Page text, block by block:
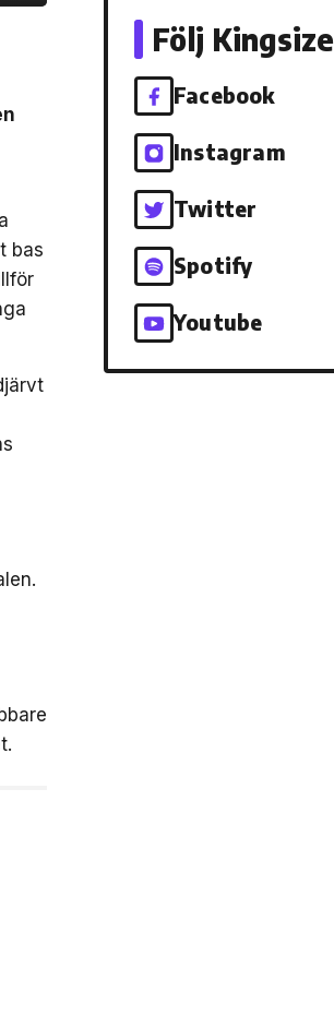
bas
Följ Kingsize
Facebook
Instagram
Twitter
Spotify
Youtube